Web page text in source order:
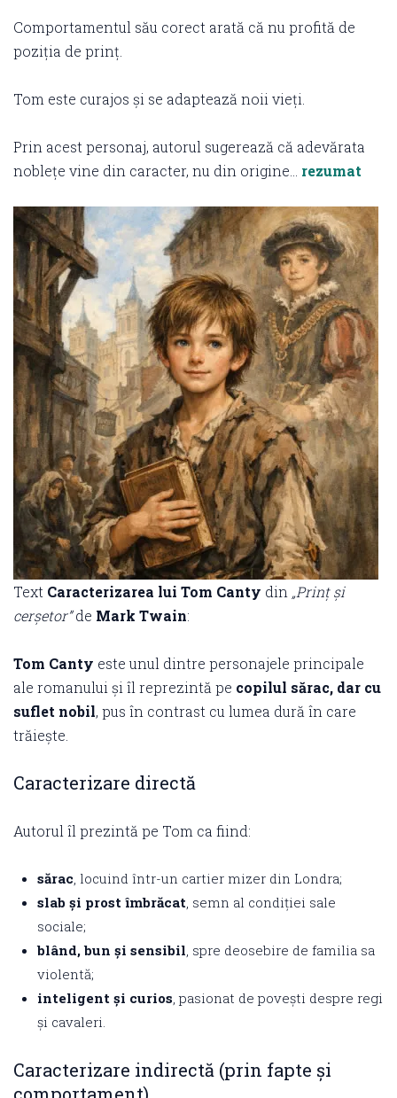
Comportamentul său corect arată că nu profită de
poziția de prinț.
Tom este curajos și se adaptează noii vieți.
Prin acest personaj, autorul sugerează că adevărata
noblețe vine din caracter, nu din origine… rezumat
Text Caracterizarea lui Tom Canty din „Prinț și
cerșetor”de Mark Twain:
Tom Canty este unul dintre personajele principale
ale romanului și îl reprezintă pe copilul sărac, dar cu
suflet nobil, pus în contrast cu lumea dură în care
trăiește.
Caracterizare directă
Autorul îl prezintă pe Tom ca fiind:
sărac, locuind într-un cartier mizer din Londra;
slab și prost îmbrăcat, semn al condiției sale
sociale;
blând, bun și sensibil, spre deosebire de familia sa
violentă;
inteligent și curios, pasionat de povești despre regi
și cavaleri.
Caracterizare indirectă (prin fapte și